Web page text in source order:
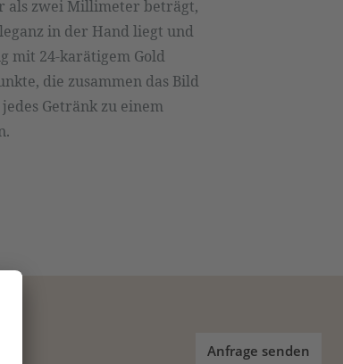
als zwei Millimeter beträgt,
in der Hand liegt und
mit 24-karätigem Gold
die zusammen das Bild
Getränk zu einem
Anfrage senden